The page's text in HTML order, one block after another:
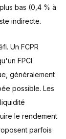
bas (0,4 % à
indirecte.
Un FCPR
FPCI
généralement
possible. Les
le rendement
parfois